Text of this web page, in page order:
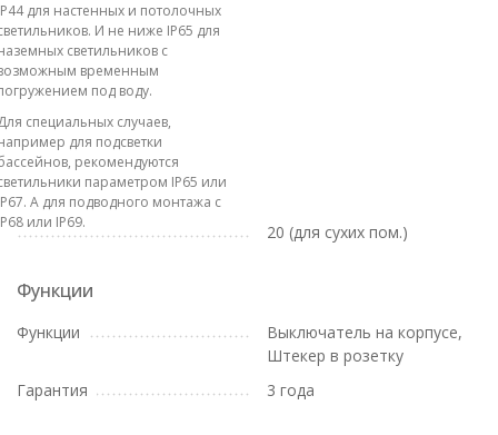
для настенных и потолочных
И не ниже IP65 для
светильников с
временным
под воду.
специальных случаев,
для подсветки
рекомендуются
параметром IP65 или
А для подводного монтажа с
или IP69.
20 (для сухих пом.)
Функции
Функции
Выключатель на корпусе,
Штекер в розетку
Гарантия
3 года